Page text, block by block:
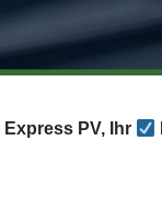
Express PV, Ihr